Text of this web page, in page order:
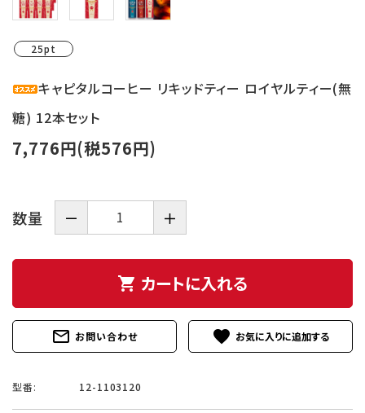
Information
25pt
キャピタルコーヒー リキッドティー ロイヤルティー(無
糖) 12本セット
7,776円(税576円)
数量 － ＋
shopping_cart カートに入れる
mail_outline お問い合わせ favorite
型番: 12-1103120